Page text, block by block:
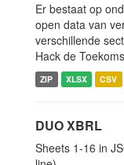
Er bestaat op
open data van
verschillende
Hack de
ZIP XLSX CSV
DUO XBRL
Sheets 1-16 in